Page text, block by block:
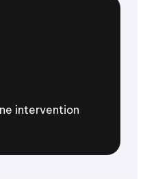
intervention